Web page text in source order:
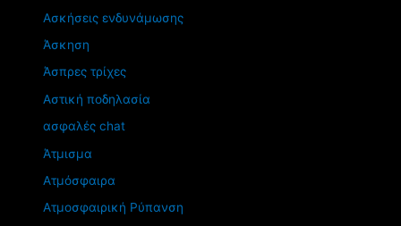
Ασκήσεις ενδυνάμωσης
Άσκηση
Άσπρες τρίχες
Αστική ποδηλασία
ασφαλές chat
Άτμισμα
Ατμόσφαιρα
Ατμοσφαιρική Ρύπανση